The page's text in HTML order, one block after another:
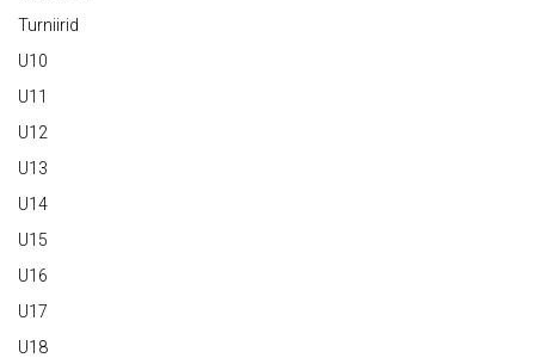
Turniirid
U10
U11
U12
U13
U14
U15
U16
U17
U18